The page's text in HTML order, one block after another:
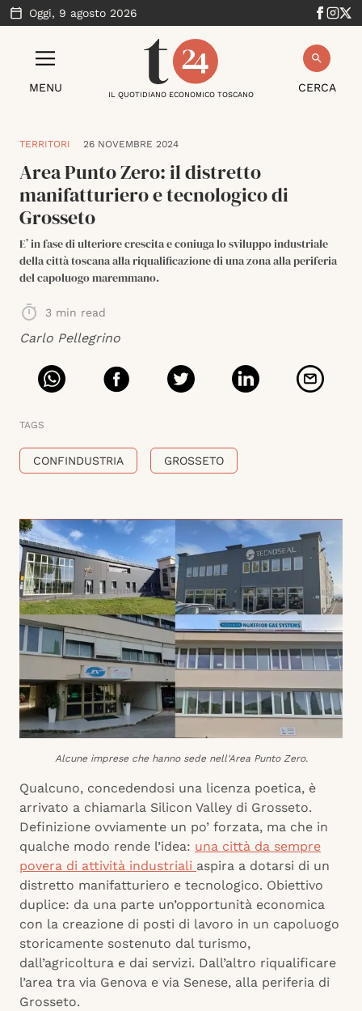
Oggi, 9 agosto 2026
MENU CERCA
IL QUOTIDIANO ECONOMICO TOSCANO
TERRITORI 26 NOVEMBRE 2024
Area Punto Zero: il distretto
manifatturiero e tecnologico di
Grosseto
E’ in fase di ulteriore crescita e coniuga lo sviluppo industriale
della città toscana alla riqualificazione di una zona alla periferia
del capoluogo maremmano.
3 min read
Carlo Pellegrino
TAGS
CONFINDUSTRIA GROSSETO
Alcune imprese che hanno sede nell'Area Punto Zero.
Qualcuno, concedendosi una licenza poetica, è
arrivato a chiamarla Silicon Valley di Grosseto.
Definizione ovviamente un po’ forzata, ma che in
qualche modo rende l’idea: una città da sempre
povera di attività industriali aspira a dotarsi di un
distretto manifatturiero e tecnologico. Obiettivo
duplice: da una parte un’opportunità economica
con la creazione di posti di lavoro in un capoluogo
storicamente sostenuto dal turismo,
dall’agricoltura e dai servizi. Dall’altro riqualificare
l’area tra via Genova e via Senese, alla periferia di
Grosseto.